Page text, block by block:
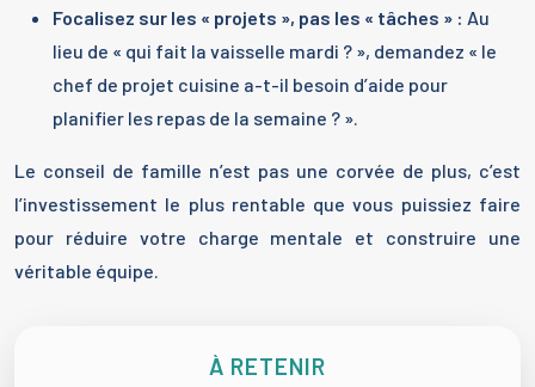
Focalisez sur les « projets », pas les « tâches » : Au
lieu de « qui fait la vaisselle mardi ? », demandez « le
chef de projet cuisine a-t-il besoin d’aide pour
planifier les repas de la semaine ? ».
Le conseil de famille n’est pas une corvée de plus, c’est
l’investissement le plus rentable que vous puissiez faire
pour réduire votre charge mentale et construire une
véritable équipe.
À RETENIR